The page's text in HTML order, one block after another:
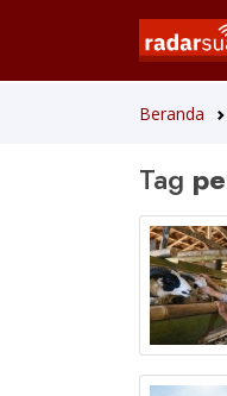
Beranda
Tag